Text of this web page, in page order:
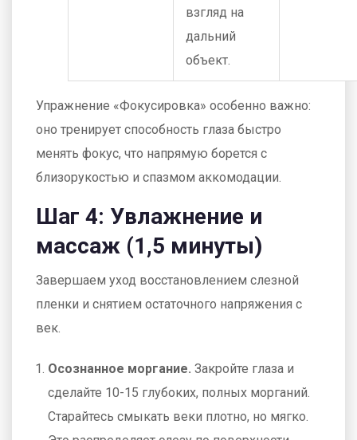
взгляд на
дальний
объект.
Упражнение «Фокусировка» особенно важно:
оно тренирует способность глаза быстро
менять фокус, что напрямую борется с
близорукостью и спазмом аккомодации.
Шаг 4: Увлажнение и
массаж (1,5 минуты)
Завершаем уход восстановлением слезной
пленки и снятием остаточного напряжения с
век.
Осознанное моргание. Закройте глаза и
сделайте 10-15 глубоких, полных морганий.
Старайтесь смыкать веки плотно, но мягко.